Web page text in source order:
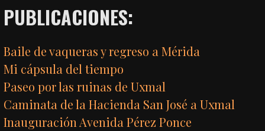
PUBLICACIONES:
Baile de vaqueras y regreso a Mérida
Mi cápsula del tiempo
Paseo por las ruinas de Uxmal
Caminata de la Hacienda San José a Uxmal
Inauguración Avenida Pérez Ponce